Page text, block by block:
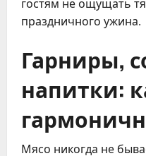
гостям не ощущать
праздничного ужина.
Гарниры,
напитки:
Мясо никогда не